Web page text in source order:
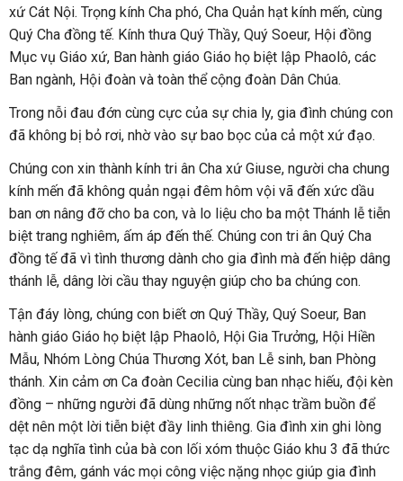
xứ Cát Nội. Trọng kính Cha phó, Cha Quản hạt kính mến, cùng
Quý Cha đồng tế. Kính thưa Quý Thầy, Quý Soeur, Hội đồng
Mục vụ Giáo xứ, Ban hành giáo Giáo họ biệt lập Phaolô, các
Ban ngành, Hội đoàn và toàn thể cộng đoàn Dân Chúa.
Trong nỗi đau đớn cùng cực của sự chia ly, gia đình chúng con
đã không bị bỏ rơi, nhờ vào sự bao bọc của cả một xứ đạo.
Chúng con xin thành kính tri ân Cha xứ Giuse, người cha chung
kính mến đã không quản ngại đêm hôm vội vã đến xức dầu
ban ơn nâng đỡ cho ba con, và lo liệu cho ba một Thánh lễ tiễn
biệt trang nghiêm, ấm áp đến thế. Chúng con tri ân Quý Cha
đồng tế đã vì tình thương dành cho gia đình mà đến hiệp dâng
thánh lễ, dâng lời cầu thay nguyện giúp cho ba chúng con.
Tận đáy lòng, chúng con biết ơn Quý Thầy, Quý Soeur, Ban
hành giáo Giáo họ biệt lập Phaolô, Hội Gia Trưởng, Hội Hiền
Mẫu, Nhóm Lòng Chúa Thương Xót, ban Lễ sinh, ban Phòng
thánh. Xin cảm ơn Ca đoàn Cecilia cùng ban nhạc hiếu, đội kèn
đồng – những người đã dùng những nốt nhạc trầm buồn để
dệt nên một lời tiễn biệt đầy linh thiêng. Gia đình xin ghi lòng
tạc dạ nghĩa tình của bà con lối xóm thuộc Giáo khu 3 đã thức
trắng đêm, gánh vác mọi công việc nặng nhọc giúp gia đình